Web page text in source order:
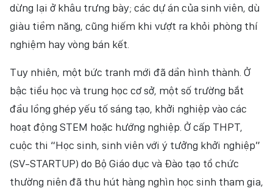
dừng lại ở khâu trưng bày; các dự án của sinh viên, dù
giàu tiềm năng, cũng hiếm khi vượt ra khỏi phòng thí
nghiệm hay vòng bán kết.
Tuy nhiên, một bức tranh mới đã dần hình thành. Ở
bậc tiểu học và trung học cơ sở, một số trường bắt
đầu lồng ghép yếu tố sáng tạo, khởi nghiệp vào các
hoạt động STEM hoặc hướng nghiệp. Ở cấp THPT,
cuộc thi “Học sinh, sinh viên với ý tưởng khởi nghiệp”
(SV-STARTUP) do Bộ Giáo dục và Đào tạo tổ chức
thường niên đã thu hút hàng nghìn học sinh tham gia,